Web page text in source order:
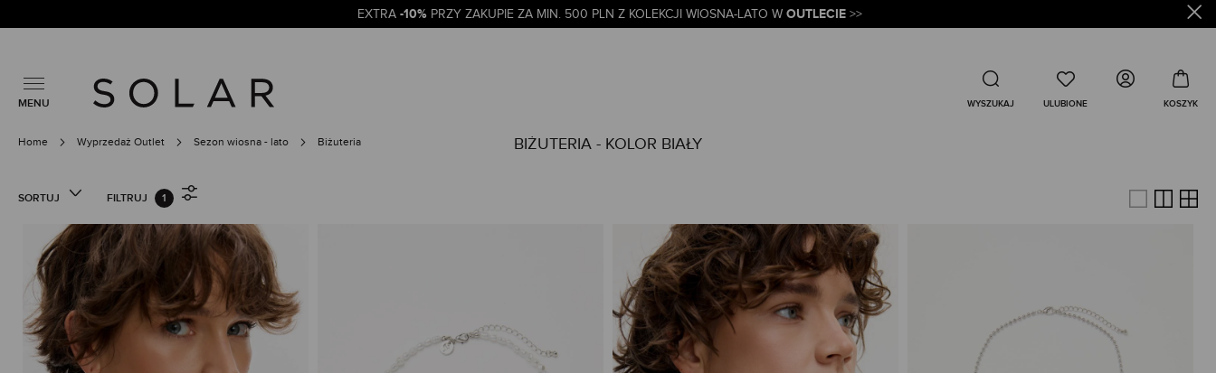
EXTRA -10% PRZY ZAKUPIE ZA MIN. 500 PLN Z KOLEKCJI WIOSNA-LATO W OUTLECIE >>
MENU
Home Wyprzedaż Outlet Sezon wiosna - lato Biżuteria BIŻUTERIA - KOLOR BIAŁY
SORTUJ FILTRUJ 1